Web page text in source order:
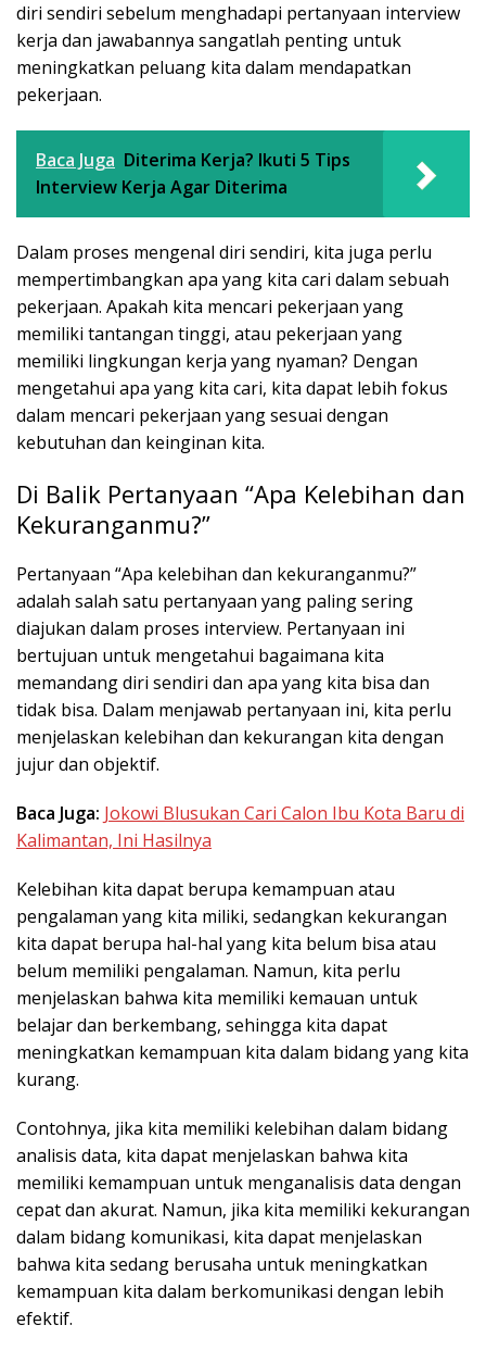
diri sendiri sebelum menghadapi pertanyaan interview
kerja dan jawabannya sangatlah penting untuk
meningkatkan peluang kita dalam mendapatkan
pekerjaan.
Baca Juga Diterima Kerja? Ikuti 5 Tips
Interview Kerja Agar Diterima
Dalam proses mengenal diri sendiri, kita juga perlu
mempertimbangkan apa yang kita cari dalam sebuah
pekerjaan. Apakah kita mencari pekerjaan yang
memiliki tantangan tinggi, atau pekerjaan yang
memiliki lingkungan kerja yang nyaman? Dengan
mengetahui apa yang kita cari, kita dapat lebih fokus
dalam mencari pekerjaan yang sesuai dengan
kebutuhan dan keinginan kita.
Di Balik Pertanyaan “Apa Kelebihan dan
Kekuranganmu?”
Pertanyaan “Apa kelebihan dan kekuranganmu?”
adalah salah satu pertanyaan yang paling sering
diajukan dalam proses interview. Pertanyaan ini
bertujuan untuk mengetahui bagaimana kita
memandang diri sendiri dan apa yang kita bisa dan
tidak bisa. Dalam menjawab pertanyaan ini, kita perlu
menjelaskan kelebihan dan kekurangan kita dengan
jujur dan objektif.
Baca Juga: Jokowi Blusukan Cari Calon Ibu Kota Baru di
Kalimantan, Ini Hasilnya
Kelebihan kita dapat berupa kemampuan atau
pengalaman yang kita miliki, sedangkan kekurangan
kita dapat berupa hal-hal yang kita belum bisa atau
belum memiliki pengalaman. Namun, kita perlu
menjelaskan bahwa kita memiliki kemauan untuk
belajar dan berkembang, sehingga kita dapat
meningkatkan kemampuan kita dalam bidang yang kita
kurang.
Contohnya, jika kita memiliki kelebihan dalam bidang
analisis data, kita dapat menjelaskan bahwa kita
memiliki kemampuan untuk menganalisis data dengan
cepat dan akurat. Namun, jika kita memiliki kekurangan
dalam bidang komunikasi, kita dapat menjelaskan
bahwa kita sedang berusaha untuk meningkatkan
kemampuan kita dalam berkomunikasi dengan lebih
efektif.